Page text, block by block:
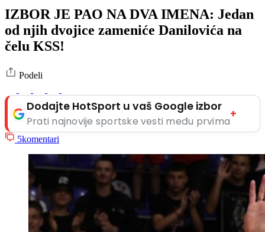
IZBOR JE PAO NA DVA IMENA: Jedan
od njih dvojice zameniće Danilovića na
čelu KSS!
Podeli
Dodajte HotSport u vaš Google izbor
Prati najnovije sportske vesti među prvima
+
5komentari